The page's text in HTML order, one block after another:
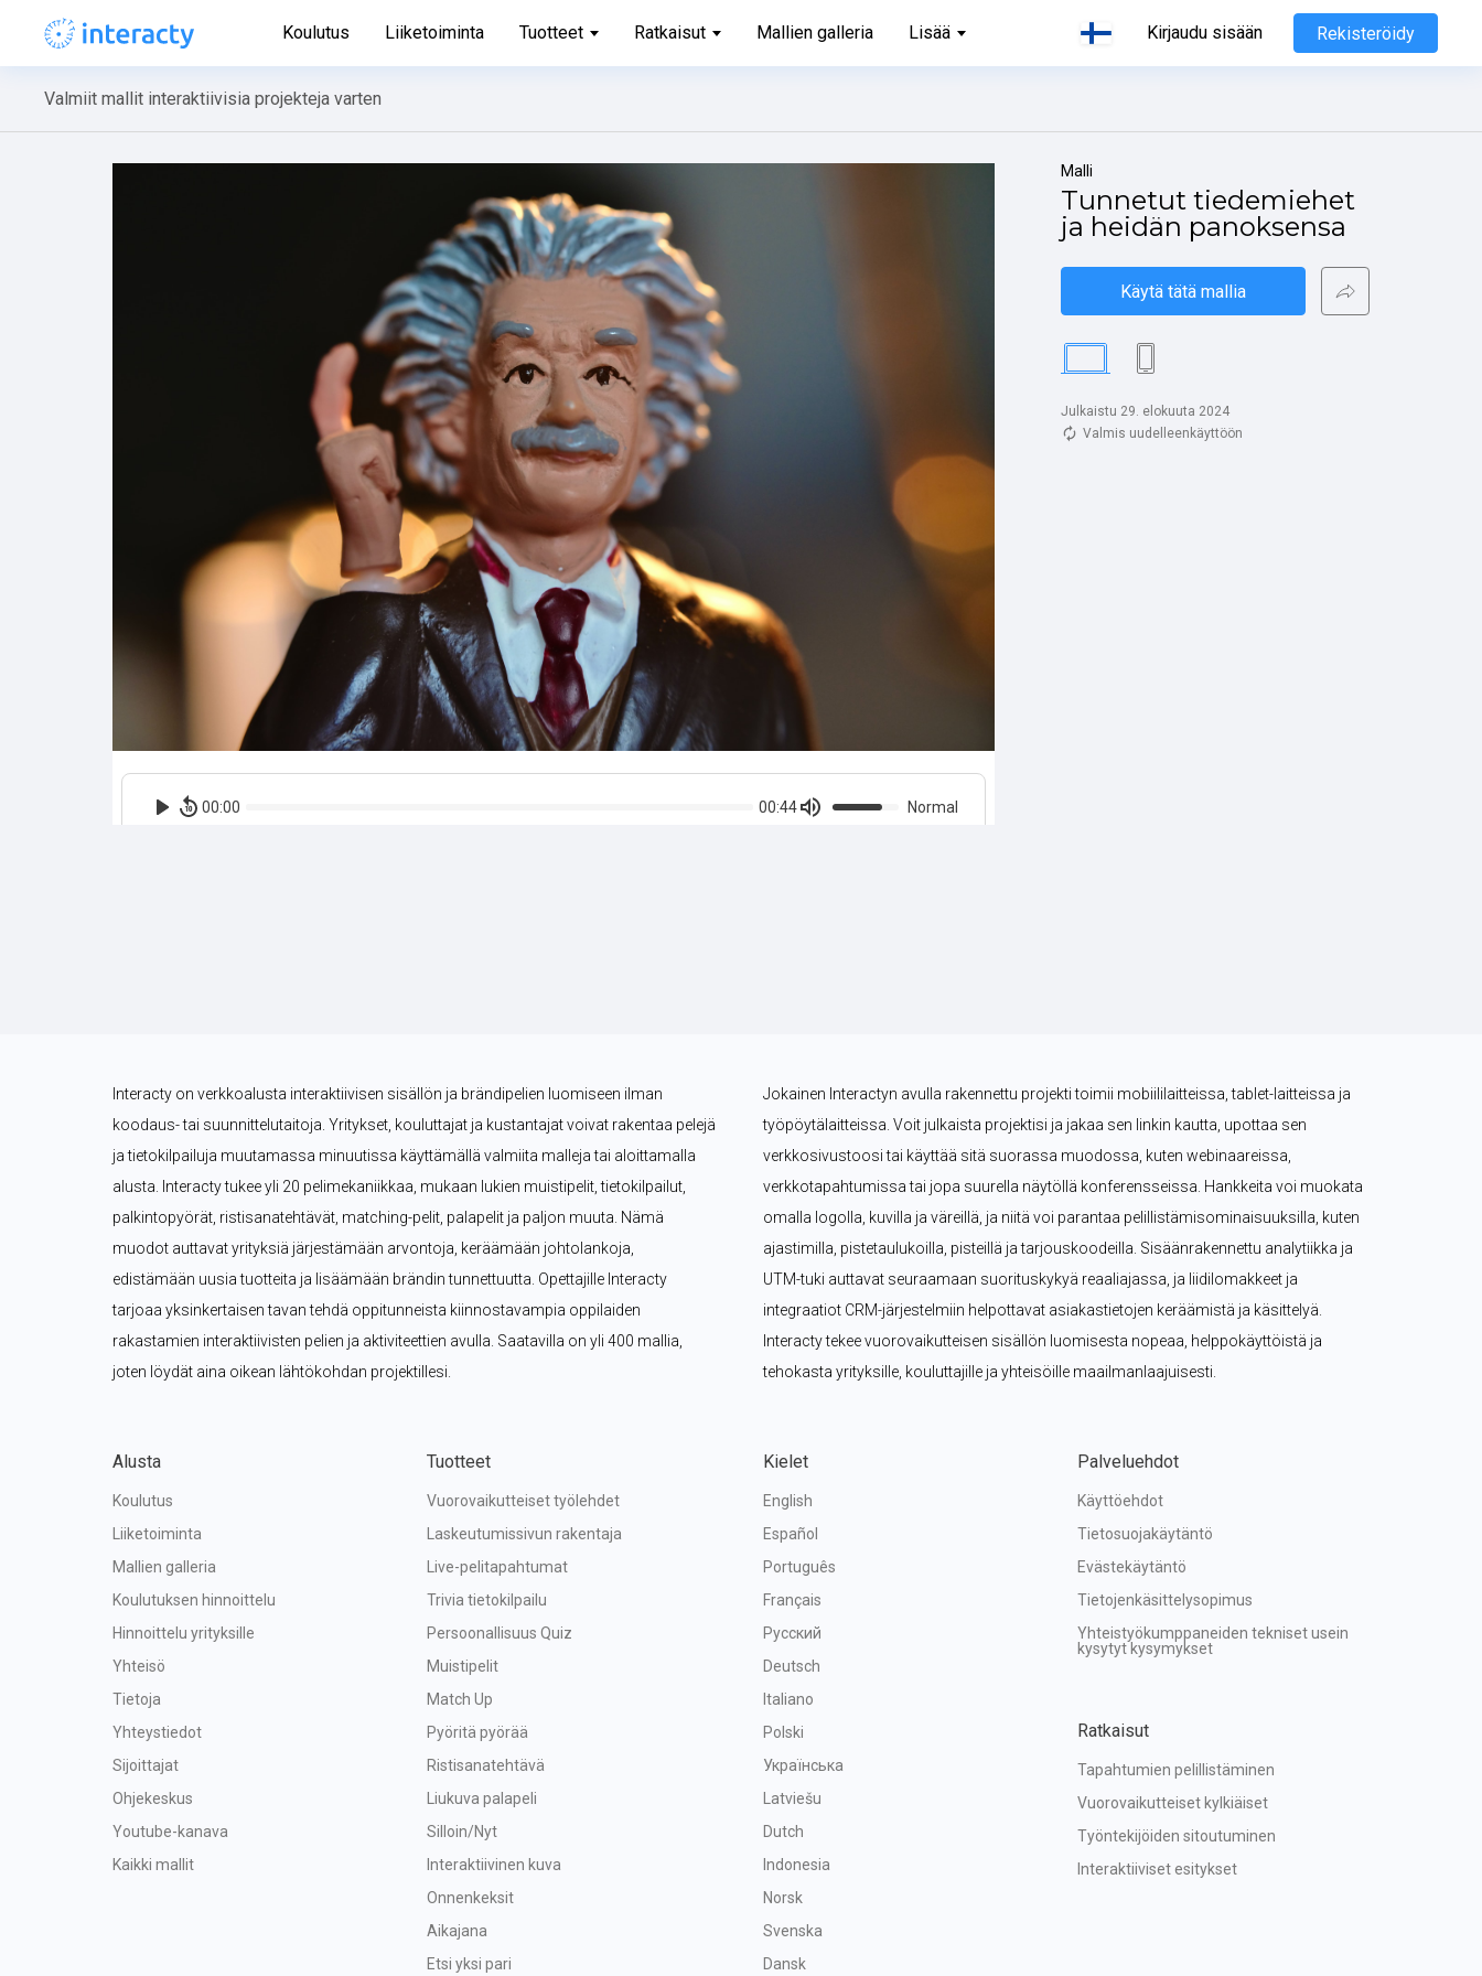
Koulutus Liiketoiminta Tuotteet Ratkaisut Mallien galleria Lisää Kirjaudu sisään Rekisteröidy
Valmiit mallit interaktiivisia projekteja varten
Malli
Tunnetut tiedemiehet
ja heidän panoksensa
Käytä tätä mallia
Julkaistu 29. elokuuta 2024
Valmis uudelleenkäyttöön
Interacty on verkkoalusta interaktiivisen sisällön ja brändipelien luomiseen ilman
koodaus- tai suunnittelutaitoja. Yritykset, kouluttajat ja kustantajat voivat rakentaa pelejä
ja tietokilpailuja muutamassa minuutissa käyttämällä valmiita malleja tai aloittamalla
alusta. Interacty tukee yli 20 pelimekaniikkaa, mukaan lukien muistipelit, tietokilpailut,
palkintopyörät, ristisanatehtävät, matching-pelit, palapelit ja paljon muuta. Nämä
muodot auttavat yrityksiä järjestämään arvontoja, keräämään johtolankoja,
edistämään uusia tuotteita ja lisäämään brändin tunnettuutta. Opettajille Interacty
tarjoaa yksinkertaisen tavan tehdä oppitunneista kiinnostavampia oppilaiden
rakastamien interaktiivisten pelien ja aktiviteettien avulla. Saatavilla on yli 400 mallia,
joten löydät aina oikean lähtökohdan projektillesi.
Jokainen Interactyn avulla rakennettu projekti toimii mobiililaitteissa, tablet-laitteissa ja
työpöytälaitteissa. Voit julkaista projektisi ja jakaa sen linkin kautta, upottaa sen
verkkosivustoosi tai käyttää sitä suorassa muodossa, kuten webinaareissa,
verkkotapahtumissa tai jopa suurella näytöllä konferensseissa. Hankkeita voi muokata
omalla logolla, kuvilla ja väreillä, ja niitä voi parantaa pelillistämisominaisuuksilla, kuten
ajastimilla, pistetaulukoilla, pisteillä ja tarjouskoodeilla. Sisäänrakennettu analytiikka ja
UTM-tuki auttavat seuraamaan suorituskykyä reaaliajassa, ja liidilomakkeet ja
integraatiot CRM-järjestelmiin helpottavat asiakastietojen keräämistä ja käsittelyä.
Interacty tekee vuorovaikutteisen sisällön luomisesta nopeaa, helppokäyttöistä ja
tehokasta yrityksille, kouluttajille ja yhteisöille maailmanlaajuisesti.
Alusta
Koulutus
Liiketoiminta
Mallien galleria
Koulutuksen hinnoittelu
Hinnoittelu yrityksille
Yhteisö
Tietoja
Yhteystiedot
Sijoittajat
Ohjekeskus
Youtube-kanava
Kaikki mallit
Tuotteet
Vuorovaikutteiset työlehdet
Laskeutumissivun rakentaja
Live-pelitapahtumat
Trivia tietokilpailu
Persoonallisuus Quiz
Muistipelit
Match Up
Pyöritä pyörää
Ristisanatehtävä
Liukuva palapeli
Silloin/Nyt
Interaktiivinen kuva
Onnenkeksit
Aikajana
Etsi yksi pari
Kielet
English
Español
Português
Français
Русский
Deutsch
Italiano
Polski
Українська
Latviešu
Dutch
Indonesia
Norsk
Svenska
Dansk
Palveluehdot
Käyttöehdot
Tietosuojakäytäntö
Evästekäytäntö
Tietojenkäsittelysopimus
Yhteistyökumppaneiden tekniset usein
kysytyt kysymykset
Ratkaisut
Tapahtumien pelillistäminen
Vuorovaikutteiset kylkiäiset
Työntekijöiden sitoutuminen
Interaktiiviset esitykset